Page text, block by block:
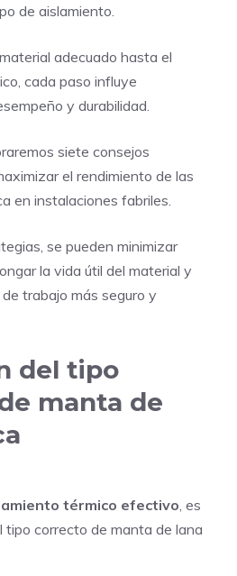
de aislamiento.
adecuado hasta el
cada paso influye
y durabilidad.
siete consejos
el rendimiento de las
en instalaciones fabriles.
se pueden minimizar
la vida útil del material y
trabajo más seguro y
del tipo
manta de
térmico efectivo , es
tipo correcto de manta de lana